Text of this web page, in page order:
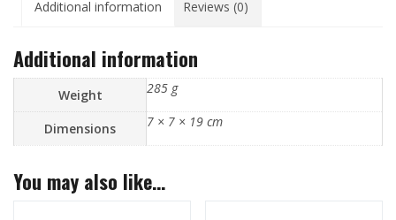
Additional information Reviews (0)
Additional information
Weight 285 g
Dimensions 7 × 7 × 19 cm
You may also like…